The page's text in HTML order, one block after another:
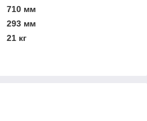
710 мм
293 мм
21 кг